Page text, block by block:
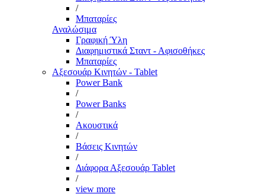
/
Μπαταρίες
Αναλώσιμα
Γραφική Ύλη
Διαφημιστικά Σταντ - Αφισοθήκες
Μπαταρίες
Αξεσουάρ Κινητών - Tablet
Power Bank
/
Power Banks
/
Ακουστικά
/
Βάσεις Κινητών
/
Διάφορα Αξεσουάρ Tablet
/
view more